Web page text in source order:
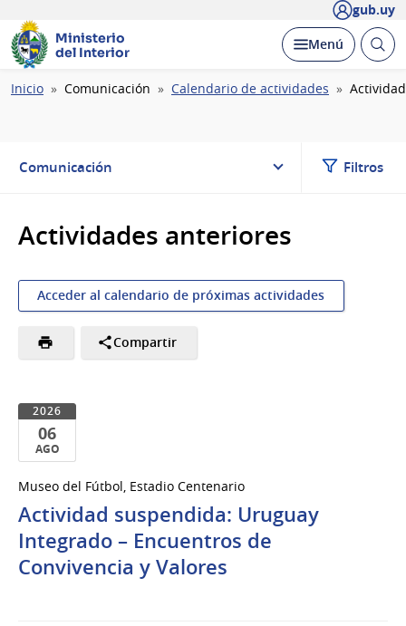
gub.uy
Ministerio
del Interior
Desplegar
Menú Abrir
Ruta
Inicio Comunicación Calendario de actividades
Comunicación Filtros
Actividades anteriores
Acceder al calendario de próximas actividades
Compartir
2026
06
AGO
de
Ago
del
2026
Museo del Fútbol, Estadio Centenario
Actividad suspendida: Uruguay
Integrado – Encuentros de
Convivencia y Valores